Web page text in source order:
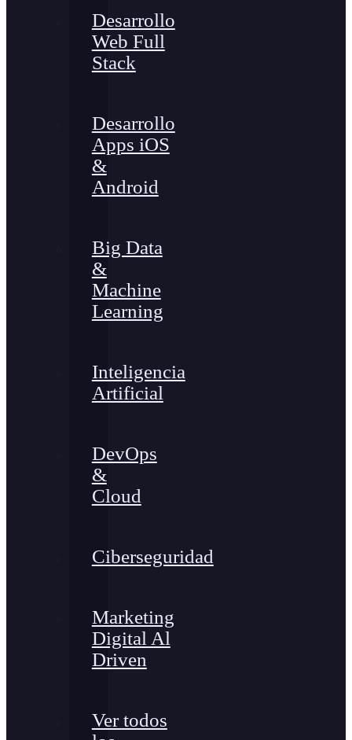
Desarrollo
Web Full
Stack
Desarrollo
Apps iOS
&
Android
Big Data
&
Machine
Learning
Inteligencia
Artificial
DevOps
&
Cloud
Ciberseguridad
Marketing
Digital Al
Driven
Ver todos